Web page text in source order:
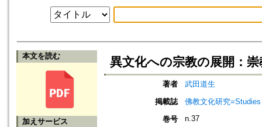
本文を読む
加えサービス
異文化への宗教の展開：
著者
武田道生
掲載誌
佛教文化研究
巻号
n.37